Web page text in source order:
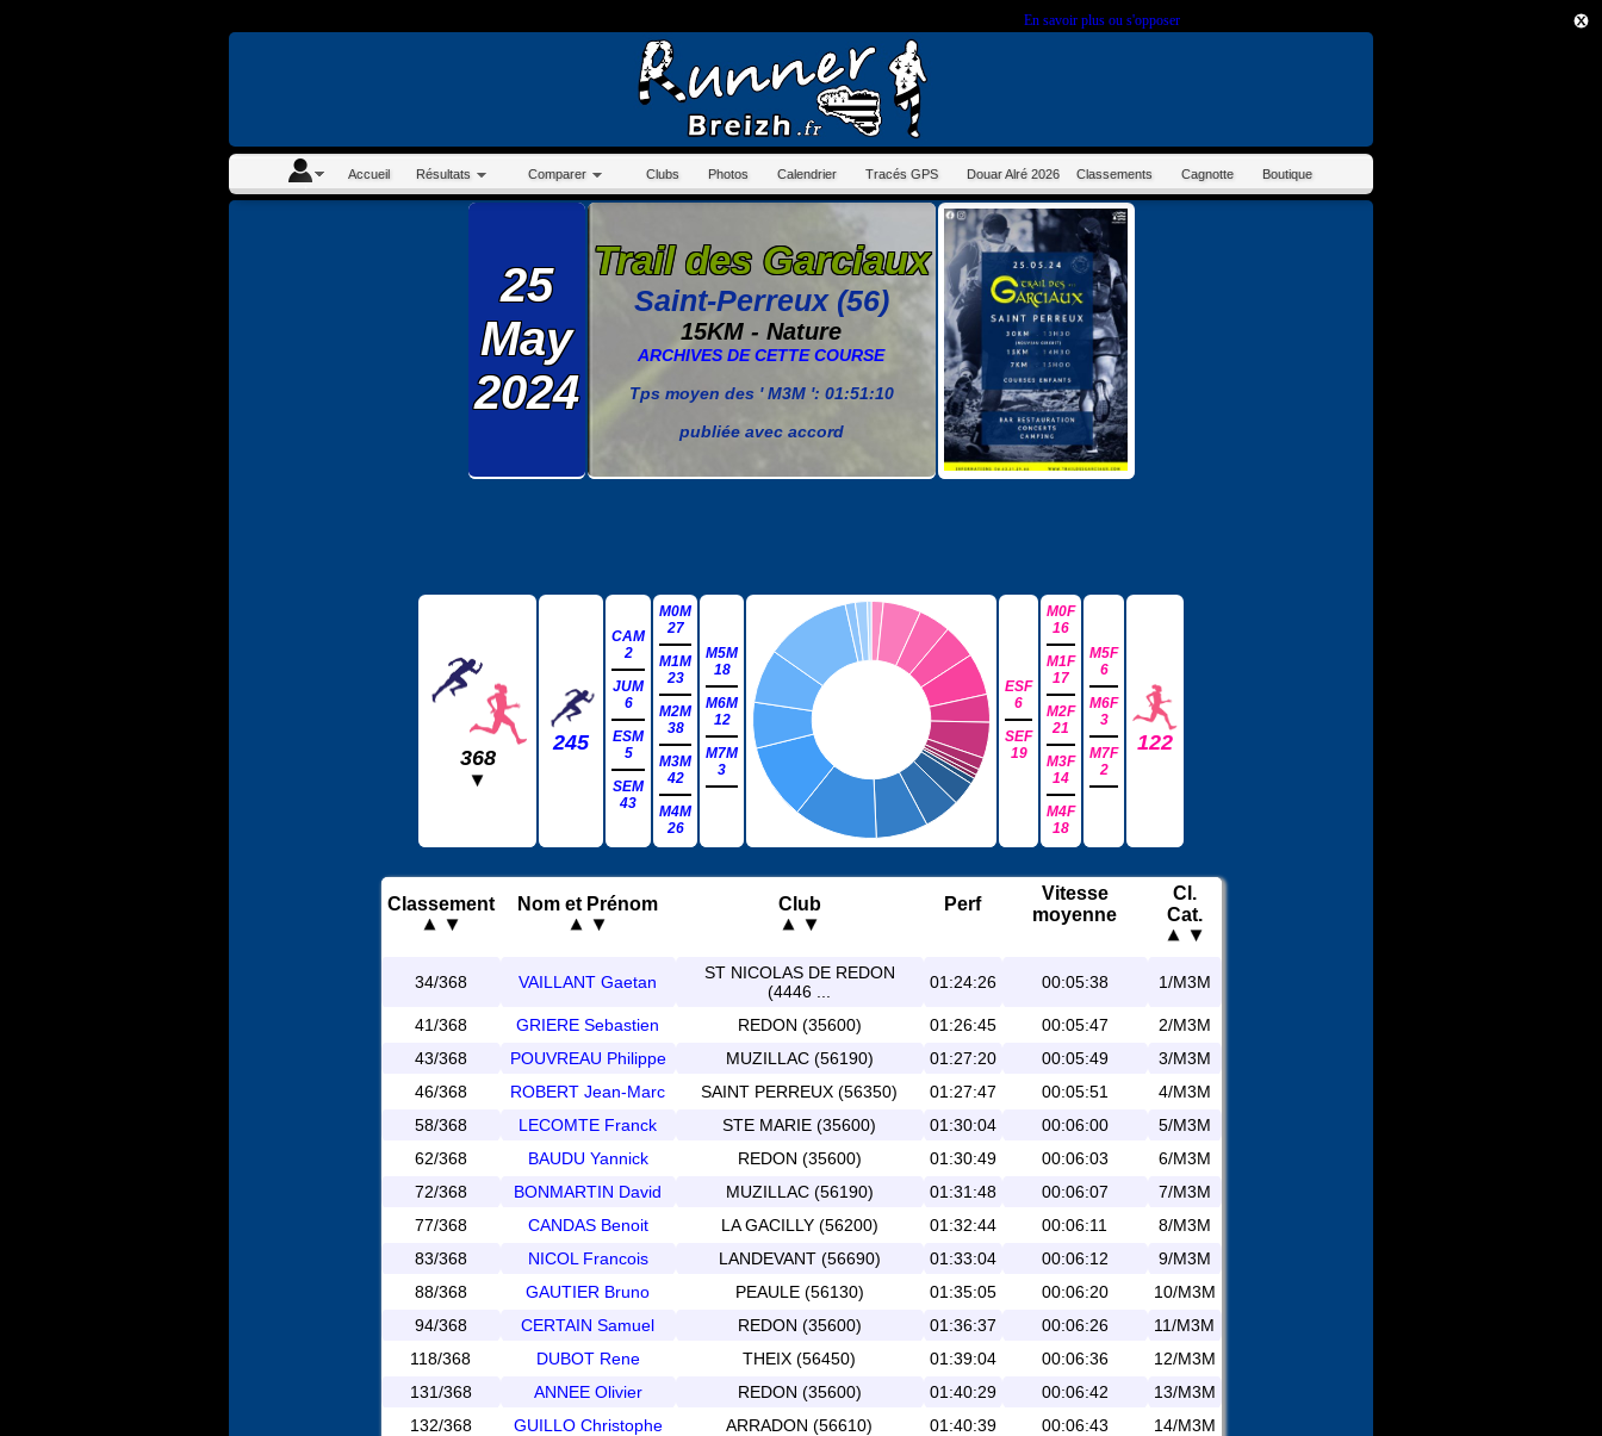
En savoir plus ou s'opposer.
Accueil Résultats Comparer Clubs Photos Calendrier Tracés GPS Douar Alré 2026 Classements Cagnotte Boutique
25
May
2024
Trail des Garciaux
Saint-Perreux (56)
15KM - Nature
ARCHIVES DE CETTE COURSE
Tps moyen des ' M3M ': 01:51:10
publiée avec accord
368
245
CAM
2
JUM
6
ESM
5
SEM
43
M0M
27
M1M
23
M2M
38
M3M
42
M4M
26
M5M
18
M6M
12
M7M
3
ESF
6
SEF
19
M0F
16
M1F
17
M2F
21
M3F
14
M4F
18
M5F
6
M6F
3
M7F
2
122
Classement Nom et Prénom Club Perf
Vitesse
moyenne
Cl.
Cat.
34/368 VAILLANT Gaetan
ST NICOLAS DE REDON
(4446 ...
01:24:26 00:05:38 1/M3M
41/368 GRIERE Sebastien REDON (35600) 01:26:45 00:05:47
2/M3M
43/368
POUVREAU Philippe MUZILLAC (56190) 01:27:20 00:05:49
3/M3M
46/368
ROBERT Jean-Marc SAINT PERREUX (56350) 01:27:47 00:05:51
4/M3M
58/368
LECOMTE Franck STE MARIE (35600) 01:30:04 00:06:00
5/M3M
62/368
BAUDU Yannick REDON (35600) 01:30:49 00:06:03
6/M3M
72/368
BONMARTIN David MUZILLAC (56190) 01:31:48 00:06:07
7/M3M
77/368
CANDAS Benoit LA GACILLY (56200) 01:32:44 00:06:11
8/M3M
83/368
NICOL Francois LANDEVANT (56690) 01:33:04 00:06:12
9/M3M
88/368
GAUTIER Bruno PEAULE (56130) 01:35:05 00:06:20
10/M3M
94/368
CERTAIN Samuel REDON (35600) 01:36:37 00:06:26
11/M3M
118/368
DUBOT Rene THEIX (56450) 01:39:04 00:06:36
12/M3M
131/368
ANNEE Olivier REDON (35600) 01:40:29 00:06:42
13/M3M
132/368
GUILLO Christophe ARRADON (56610) 01:40:39 00:06:43 14/M3M